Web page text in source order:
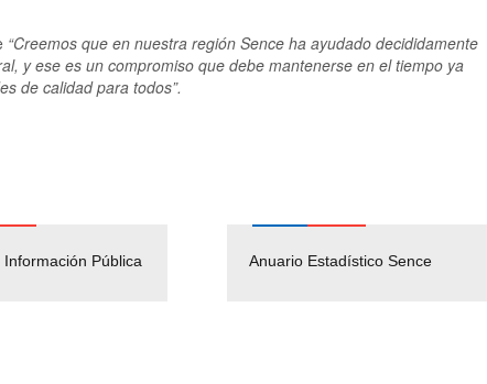
“Creemos que en nuestra región Sence ha ayudado decididamente
y ese es un compromiso que debe mantenerse en el tiempo ya
de calidad para todos”.
Pública Anuario Estadístico Sence
Empleos Públicos
Solicitud Audiencias y